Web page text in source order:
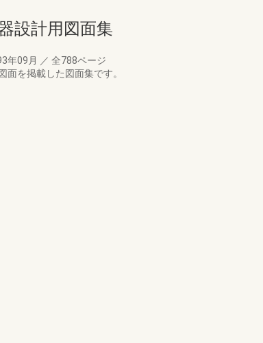
設計用図面集
年09月 ／ 全788ページ
を掲載した図面集です。